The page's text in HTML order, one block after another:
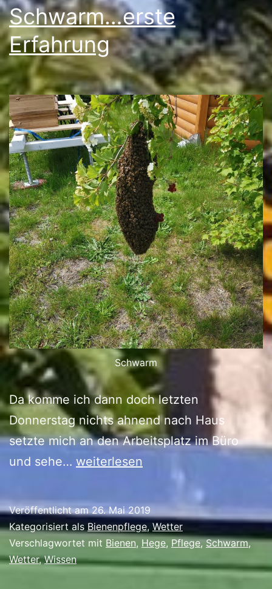
Schwarm…erste
Erfahrung
Schwarm
Da komme ich dann doch letzten
Donnerstag nichts ahnend nach Haus
setzte mich an den Arbeitsplatz im Büro
und sehe… Schwarm…
Erfahrung
weiterlesen
Veröffentlicht am26. Mai 2019
Kategorisiert als Bienenpflege, Wetter
Verschlagwortet mit Bienen, Hege, Pflege,Schwarm,
Wetter,Wissen